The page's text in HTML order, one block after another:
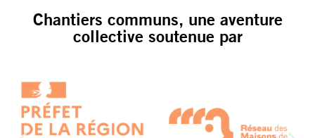
Chantiers communs, une aventure
collective soutenue par